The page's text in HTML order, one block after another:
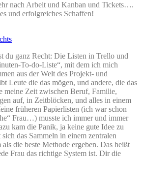
nach Arbeit und Kanban und Tickets….
und erfolgreiches Schaffen!
du ganz Recht: Die Listen in Trello und
To-do-Liste“, mit dem ich mich
aus der Welt des Projekt- und
Leute die das mögen, und andere, die das
meine Zeit zwischen Beruf, Familie,
auf, in Zeitblöcken, und alles in einem
früheren Papierlisten (ich war schon
Frau…) musste ich immer und immer
kam die Panik, ja keine gute Idee zu
das Sammeln in einem zentralen
die beste Methode ergeben. Das heißt
Frau das richtige System ist. Dir die